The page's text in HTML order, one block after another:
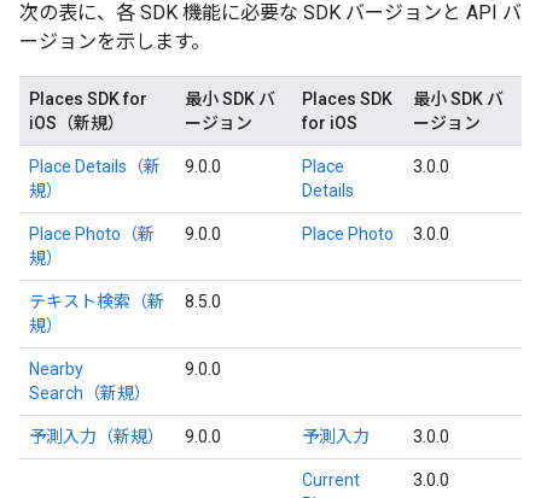
次の表に、各 SDK 機能に必要な SDK バージョンと API バ
ージョンを示します。
Places SDK for
iOS（新規）
最小 SDK バ
ージョン
Places SDK
for iOS
最小 SDK バ
ージョン
Place Details（新
規）
9.0.0
Place
Details
3.0.0
Place Photo（新
規）
9.0.0 Place Photo 3.0.0
テキスト検索（新
規）
8.5.0
Nearby
Search（新規）
9.0.0
予測入力（新規） 9.0.0 予測入力 3.0.0
Current
3.0.0